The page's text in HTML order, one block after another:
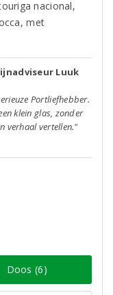
nacional,
met
Luuk
Portliefhebber.
klein glas, zonder
verhaal vertellen."
Doos (6)